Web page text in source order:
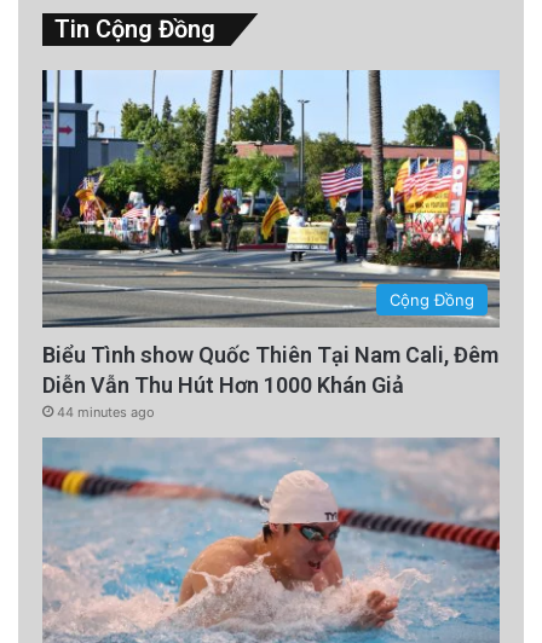
Tin Cộng Đồng
Cộng Đồng
Biểu Tình show Quốc Thiên Tại Nam Cali, Đêm
Diễn Vẫn Thu Hút Hơn 1000 Khán Giả
44 minutes ago